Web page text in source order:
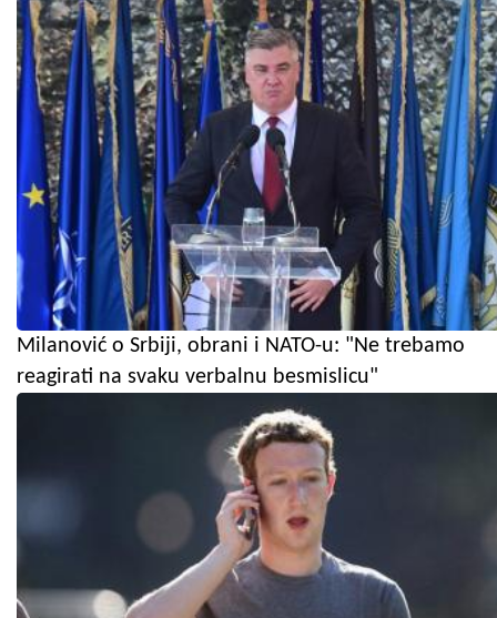
Milanović o Srbiji, obrani i NATO-u: "Ne trebamo
reagirati na svaku verbalnu besmislicu"